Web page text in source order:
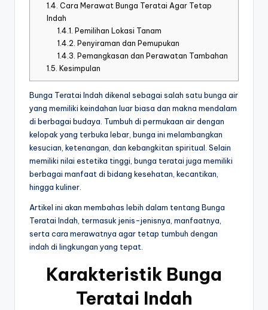
1.4. Cara Merawat Bunga Teratai Agar Tetap
Indah
1.4.1.
Pemilihan Lokasi Tanam
1.4.2. Penyiraman dan Pemupukan
1.4.3. Pemangkasan dan Perawatan Tambahan
1.5. Kesimpulan
Bunga Teratai Indah dikenal sebagai salah satu bunga air
yang memiliki keindahan luar biasa dan makna mendalam
di berbagai budaya. Tumbuh di permukaan air dengan
kelopak yang terbuka lebar, bunga ini melambangkan
kesucian, ketenangan, dan kebangkitan spiritual. Selain
memiliki nilai estetika tinggi, bunga teratai juga memiliki
berbagai manfaat di bidang kesehatan, kecantikan,
hingga kuliner.
Artikel ini akan membahas lebih dalam tentang Bunga
Teratai Indah, termasuk jenis-jenisnya, manfaatnya,
serta cara merawatnya agar tetap tumbuh dengan
indah di lingkungan yang tepat.
Karakteristik Bunga
Teratai Indah